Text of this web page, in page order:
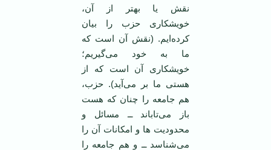
نقش یا بهتر از آن،
خویشکاری حزب را بیان
کرده‌ایم. (نقش آن است که
ما به خود می‌گیریم؛
خویشکاری آن است که از
هستی ما بر می‌آید). حزب،
هم جامعه را چنان که هست
باز می‌تاباند ــ مسائل و
محدودیت ها و امکانات آن را
می‌شناسد ــ و هم جامعه را